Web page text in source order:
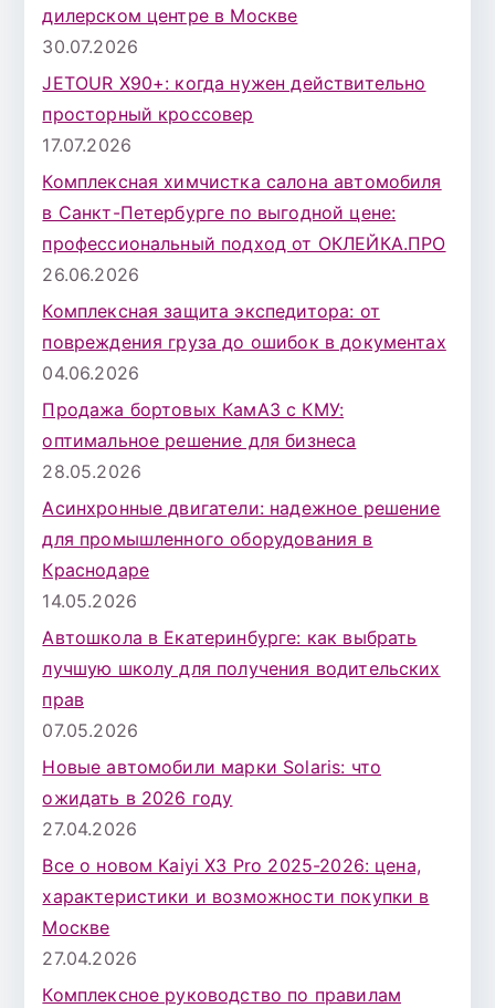
дилерском центре в Москве
30.07.2026
JETOUR X90+: когда нужен действительно
просторный кроссовер
17.07.2026
Комплексная химчистка салона автомобиля
в Санкт-Петербурге по выгодной цене:
профессиональный подход от ОКЛЕЙКА.ПРО
26.06.2026
Комплексная защита экспедитора: от
повреждения груза до ошибок в документах
04.06.2026
Продажа бортовых КамАЗ с КМУ:
оптимальное решение для бизнеса
28.05.2026
Асинхронные двигатели: надежное решение
для промышленного оборудования в
Краснодаре
14.05.2026
Автошкола в Екатеринбурге: как выбрать
лучшую школу для получения водительских
прав
07.05.2026
Новые автомобили марки Solaris: что
ожидать в 2026 году
27.04.2026
Все о новом Kaiyi X3 Pro 2025-2026: цена,
характеристики и возможности покупки в
Москве
27.04.2026
Комплексное руководство по правилам